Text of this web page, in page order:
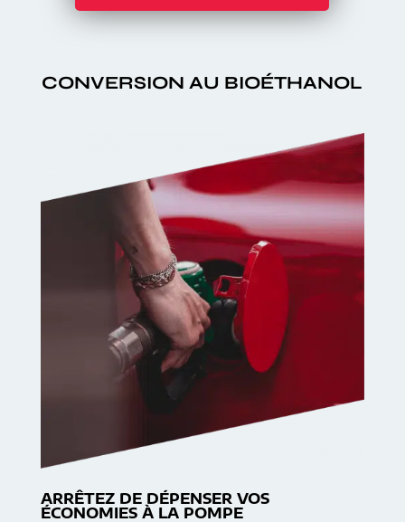
CONVERSION AU BIOÉTHANOL
ARRÊTEZ DE DÉPENSER VOS
ÉCONOMIES À LA POMPE